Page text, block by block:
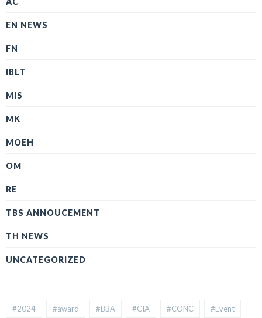
EN NEWS
FN
IBLT
MIS
MK
MOEH
OM
RE
TBS ANNOUCEMENT
TH NEWS
UNCATEGORIZED
#2024 #award #BBA #CIA #CONC #Event